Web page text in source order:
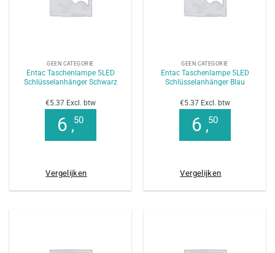
GEEN CATEGORIE
Entac Taschenlampe 5LED
Schlüsselanhänger Schwarz
€5.37 Excl. btw
6 ,50
Vergelijken
GEEN CATEGORIE
Entac Taschenlampe 5LED
Schlüsselanhänger Blau
€5.37 Excl. btw
6 ,50
Vergelijken